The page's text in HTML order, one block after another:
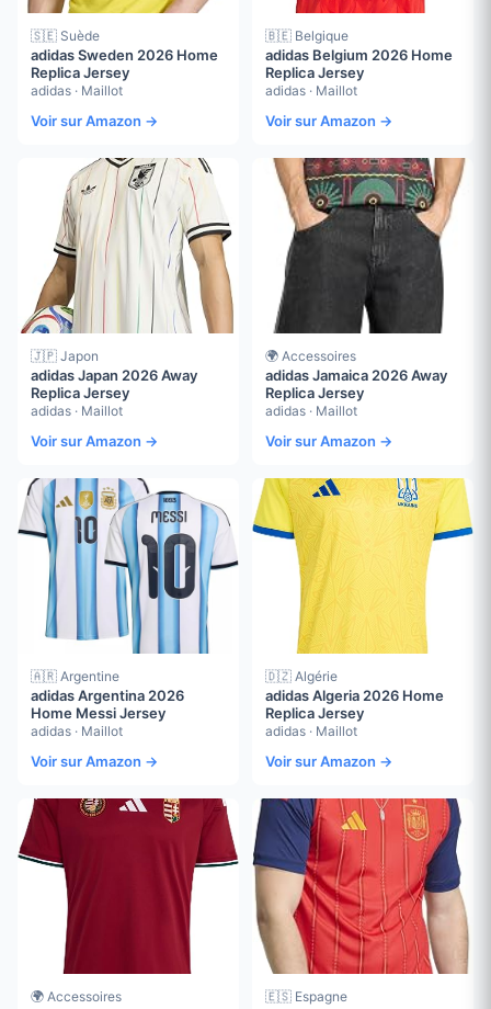
🇸🇪 Suède
adidas Sweden 2026 Home
Replica Jersey
adidas · Maillot
Voir sur Amazon →
🇧🇪 Belgique
adidas Belgium 2026 Home
Replica Jersey
adidas · Maillot
Voir sur Amazon →
🇯🇵 Japon
adidas Japan 2026 Away
Replica Jersey
adidas · Maillot
Voir sur Amazon →
🌍 Accessoires
adidas Jamaica 2026 Away
Replica Jersey
adidas · Maillot
Voir sur Amazon →
🇦🇷 Argentine
adidas Argentina 2026
Home Messi Jersey
adidas · Maillot
Voir sur Amazon →
🇩🇿 Algérie
adidas Algeria 2026 Home
Replica Jersey
adidas · Maillot
Voir sur Amazon →
🌍 Accessoires 🇪🇸 Espagne